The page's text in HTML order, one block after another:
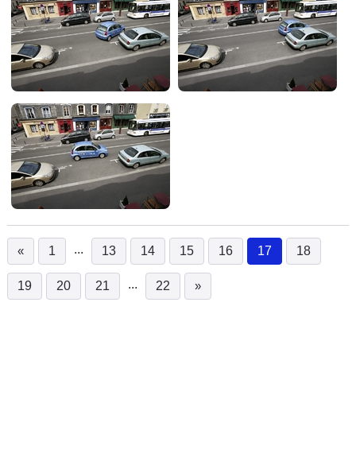
« 1 ... 13 14 15 16 17
(current)
18
19 20 21 ... 22 »